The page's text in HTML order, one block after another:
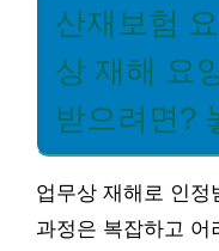
산재보험
상 재해 요
받으려면?
업무상 재해로 인정
과정은 복잡하고 어